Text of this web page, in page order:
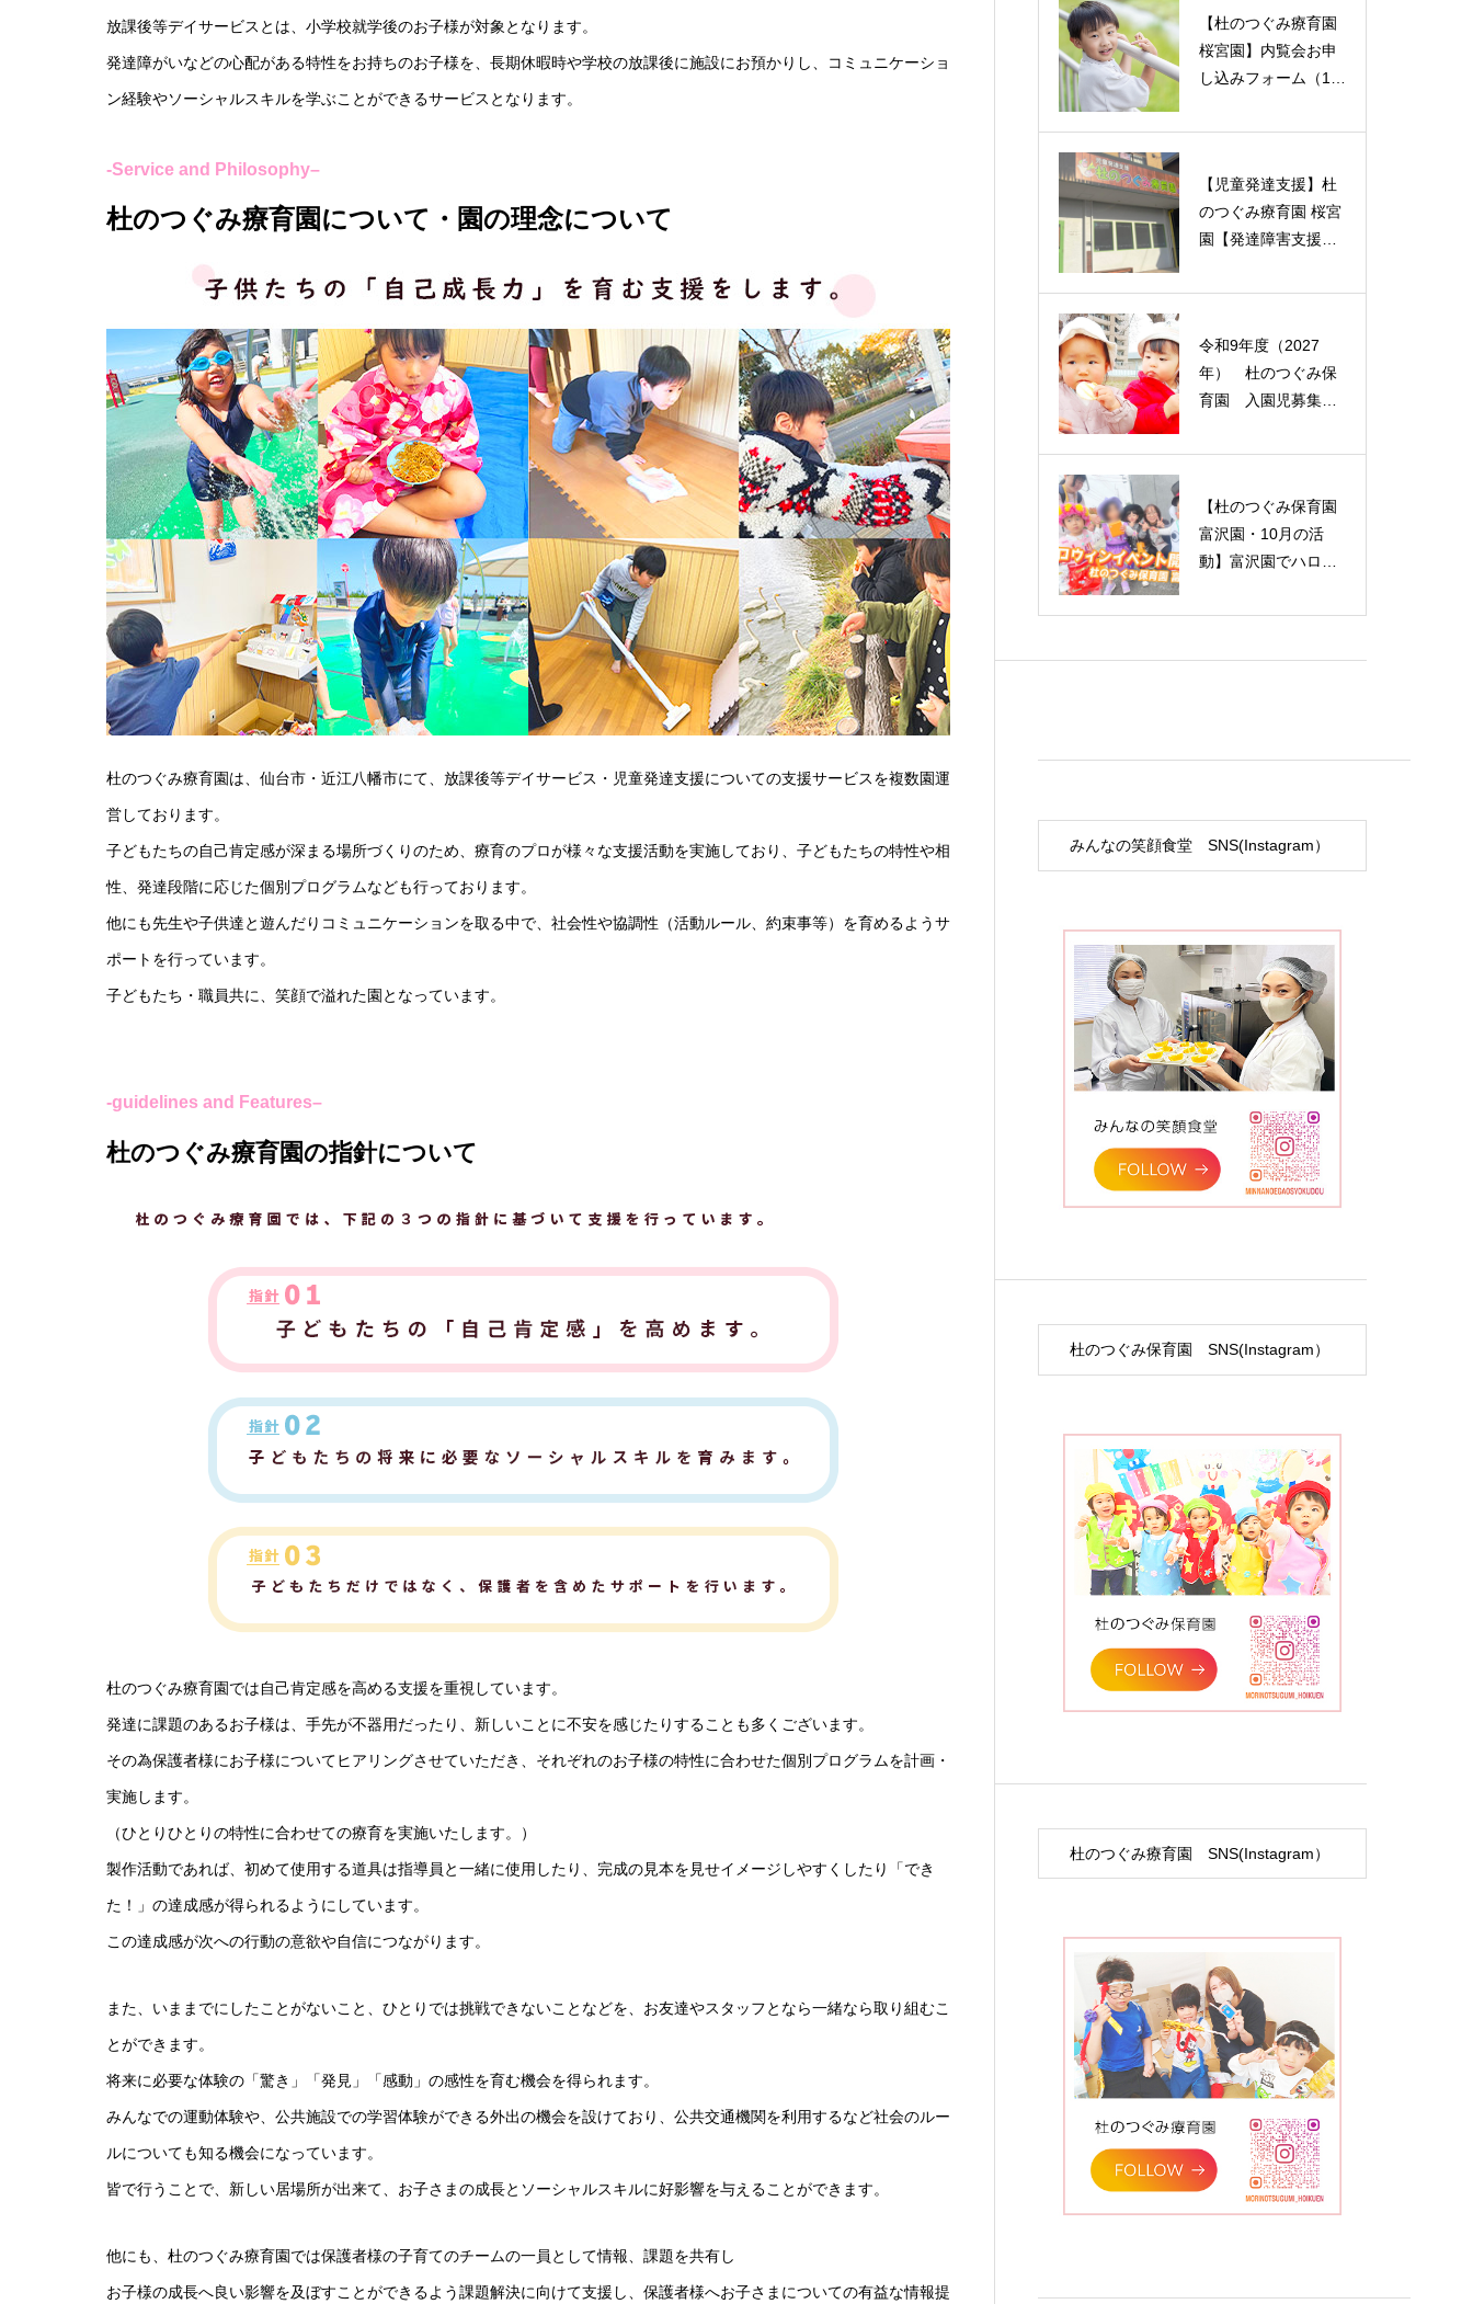
放課後等デイサービスとは、小学校就学後のお子様が対象となります。
発達障がいなどの心配がある特性をお持ちのお子様を、長期休暇時や学校の放課後に施設にお預かりし、コミュニケーショ
ン経験やソーシャルスキルを学ぶことができるサービスとなります。
-Service and Philosophy–
杜のつぐみ療育園について・園の理念について
杜のつぐみ療育園は、仙台市・近江八幡市にて、放課後等デイサービス・児童発達支援についての支援サービスを複数園運
営しております。
子どもたちの自己肯定感が深まる場所づくりのため、療育のプロが様々な支援活動を実施しており、子どもたちの特性や相
性、発達段階に応じた個別プログラムなども行っております。
他にも先生や子供達と遊んだりコミュニケーションを取る中で、社会性や協調性（活動ルール、約束事等）を育めるようサ
ポートを行っています。
子どもたち・職員共に、笑顔で溢れた園となっています。
-guidelines and Features–
杜のつぐみ療育園の指針について
杜のつぐみ療育園では自己肯定感を高める支援を重視しています。
発達に課題のあるお子様は、手先が不器用だったり、新しいことに不安を感じたりすることも多くございます。
その為保護者様にお子様についてヒアリングさせていただき、それぞれのお子様の特性に合わせた個別プログラムを計画・
実施します。
（ひとりひとりの特性に合わせての療育を実施いたします。）
製作活動であれば、初めて使用する道具は指導員と一緒に使用したり、完成の見本を見せイメージしやすくしたり「でき
た！」の達成感が得られるようにしています。
この達成感が次への行動の意欲や自信につながります。
また、いままでにしたことがないこと、ひとりでは挑戦できないことなどを、お友達やスタッフとなら一緒なら取り組むこ
とができます。
将来に必要な体験の「驚き」「発見」「感動」の感性を育む機会を得られます。
みんなでの運動体験や、公共施設での学習体験ができる外出の機会を設けており、公共交通機関を利用するなど社会のルー
ルについても知る機会になっています。
皆で行うことで、新しい居場所が出来て、お子さまの成長とソーシャルスキルに好影響を与えることができます。
他にも、杜のつぐみ療育園では保護者様の子育てのチームの一員として情報、課題を共有し
お子様の成長へ良い影響を及ぼすことができるよう課題解決に向けて支援し、保護者様へお子さまについての有益な情報提
【杜のつぐみ療育園
桜宮園】内覧会お申
し込みフォーム（1/3
【児童発達支援】杜
のつぐみ療育園 桜宮
園【発達障害支援・
令和9年度（2027
年） 杜のつぐみ保
育園 入園児募集に
多賀園・富沢園
【杜のつぐみ保育園
富沢園・10月の活
動】富沢園でハロウ
【仙台市】
【杜のつぐみ療育園
桜宮園】内覧会お申
し込みフォーム（1/3
【児童発達支援】杜
のつぐみ療育園 桜宮
園【発達障害支援・
みんなの笑顔食堂 SNS(Instagram）
杜のつぐみ保育園 SNS(Instagram）
杜のつぐみ療育園 SNS(Instagram）